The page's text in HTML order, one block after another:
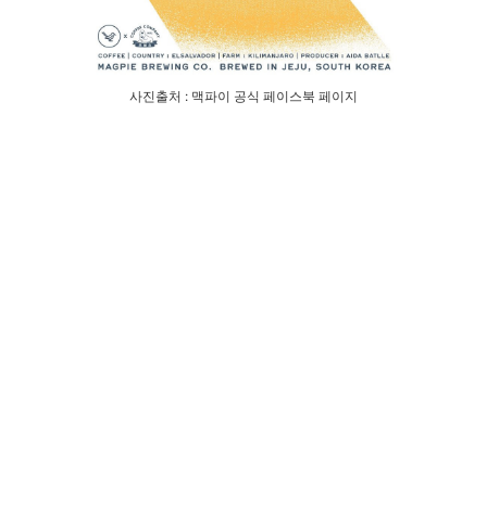
사진출처 : 맥파이 공식 페이스북 페이지